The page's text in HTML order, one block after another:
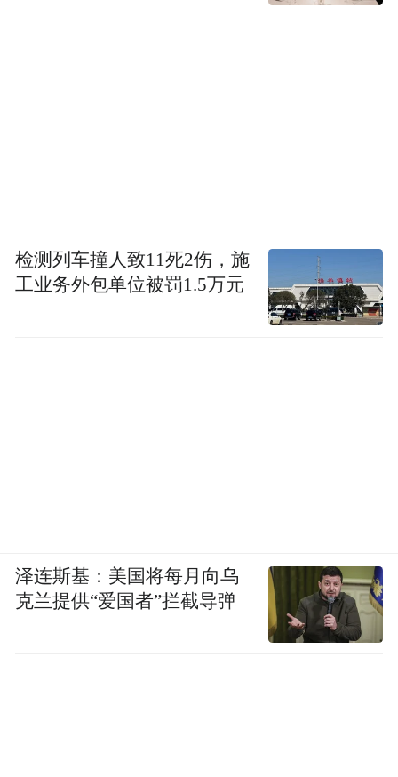
检测列车撞人致11死2伤，施
工业务外包单位被罚1.5万元
泽连斯基：美国将每月向乌
克兰提供“爱国者”拦截导弹